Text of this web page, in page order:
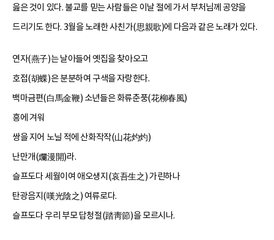
읊은 것이 있다. 불교를 믿는 사람들은 이날 절에 가서 부처님께 공양을
드리기도 한다. 3월을 노래한 사친가(思親歌)에 다음과 같은 노래가 있다.
연자(燕子)는 날아들어 옛집을 찾아오고
호접(胡蝶)은 분분하여 구색을 자랑한다.
백마금편(白馬金鞭) 소년들은 화류춘풍(花柳春風)
흥에 겨워
쌍을 지어 노닐 적에 산화작작(山花灼灼)
난만개(爛漫開)라.
슬프도다 세월이여 애오생지(哀吾生之) 가린하나
탄광음지(嘆光陰之) 여류로다.
슬프도다 우리 부모 답청절(踏靑節)을 모르시나.